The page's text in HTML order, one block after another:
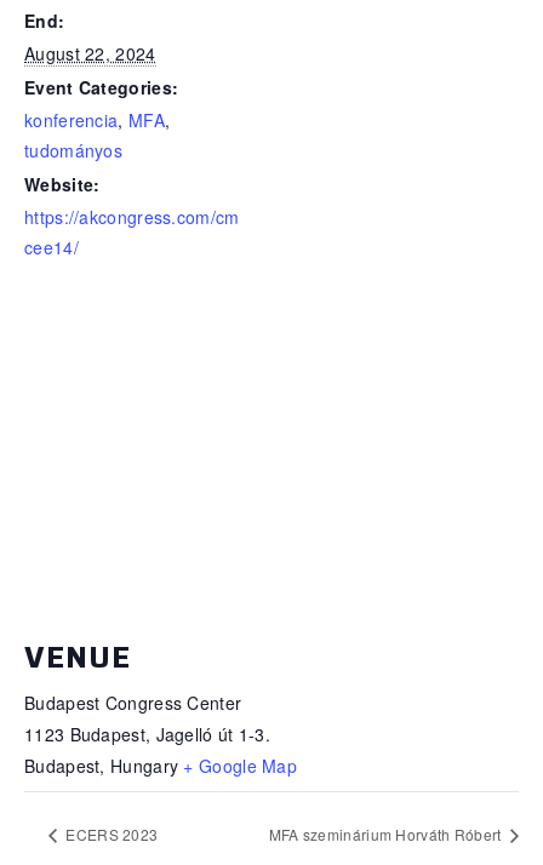
End:
August 22, 2024
Event Categories:
konferencia, MFA,
tudományos
Website:
https://akcongress.com/cm
cee14/
VENUE
Budapest Congress Center
1123 Budapest, Jagelló út 1-3.
Budapest, Hungary + Google Map
ECERS 2023 MFA szeminárium Horváth Róbert